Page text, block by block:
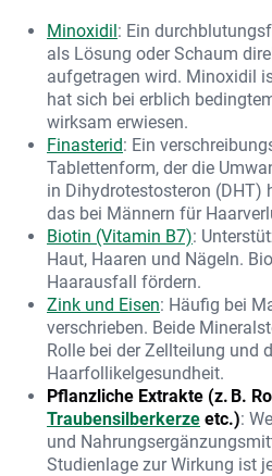
Minoxidil: Ein
als Lösung oder Schaum
aufgetragen wird. Minoxidil
hat sich bei erblich
wirksam erwiesen.
Finasterid: Ein
Tablettenform, der die
in Dihydrotestosteron (DHT)
das bei Männern für
Biotin (Vitamin B7):
Haut, Haaren und Nägeln.
Haarausfall fördern.
Zink und Eisen: Häufig bei
verschrieben. Beide
Rolle bei der Zellteilung und
Haarfollikelgesundheit.
Pflanzliche Extrakte (z. B.
Traubensilberkerze etc.):
und
Studienlage zur Wirkung ist